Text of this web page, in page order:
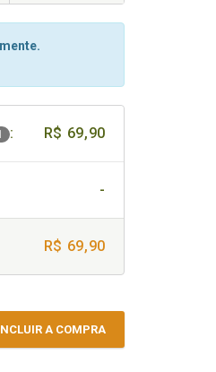
: R$ 69,90
-
R$ 69,90
A COMPRA